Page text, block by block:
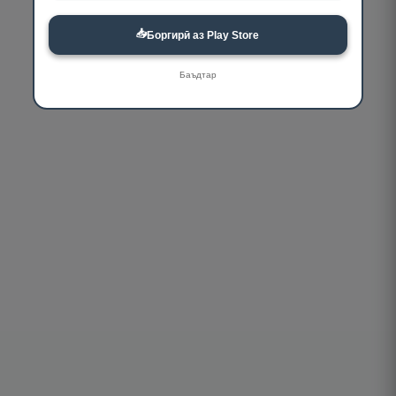
📥Боргирӣ аз Play Store
Баъдтар